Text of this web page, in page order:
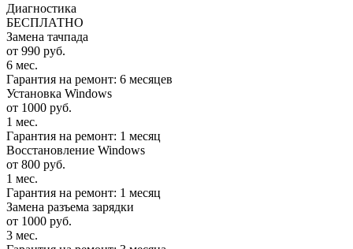
Диагностика
БЕСПЛАТНО
Замена тачпада
от 990 руб.
6 мес.
Гарантия на ремонт: 6 месяцев
Установка Windows
от 1000 руб.
1 мес.
Гарантия на ремонт: 1 месяц
Восстановление Windows
от 800 руб.
1 мес.
Гарантия на ремонт: 1 месяц
Замена разъема зарядки
от 1000 руб.
3 мес.